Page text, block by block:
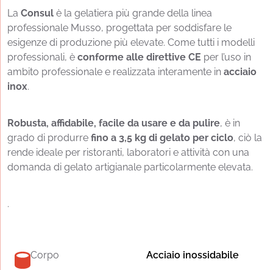
La Consul è la gelatiera più grande della linea
professionale Musso, progettata per soddisfare le
esigenze di produzione più elevate. Come tutti i modelli
professionali, è conforme alle direttive CE per l’uso in
ambito professionale e realizzata interamente in acciaio
inox.
Robusta, affidabile, facile da usare e da pulire, è in
grado di produrre fino a 3,5 kg di gelato per ciclo, ciò la
rende ideale per ristoranti, laboratori e attività con una
domanda di gelato artigianale particolarmente elevata.
.
Corpo Acciaio inossidabile